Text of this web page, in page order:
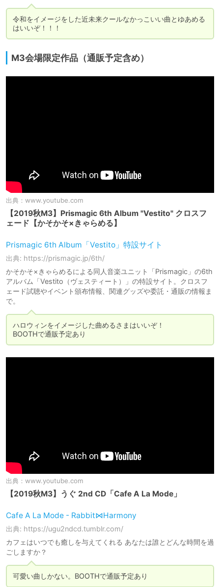
令和をイメージをした近未来クールなかっこいい曲とゆあめる
はいいぞ！！！
M3会場限定作品（通販予定含め）
出典： www.youtube.com
【2019秋M3】Prismagic 6th Album "Vestito" クロスフ
ェード【かそかそ×きゃらめる】
Prismagic 6th Album「Vestito」特設サイト
出典: https://prismagic.jp/6th/
かそかそ×きゃらめるによる同人音楽ユニット「Prismagic」の6th
アルバム「Vestito（ヴェスティート）」の特設サイト。クロスフ
ェード試聴やイベント頒布情報、関連グッズや委託・通販の情報ま
で。
ハロウィンをイメージした曲めるさまはいいぞ！
BOOTHで通販予定あり
出典： www.youtube.com
【2019秋M3】うぐ 2nd CD「Cafe A La Mode」
Cafe A La Mode - Rabbit⋈Harmony
出典: https://ugu2ndcd.tumblr.com/
カフェはいつでも癒しを与えてくれる あなたは誰とどんな時間を過
ごしますか？
可愛い曲しかない。BOOTHで通販予定あり